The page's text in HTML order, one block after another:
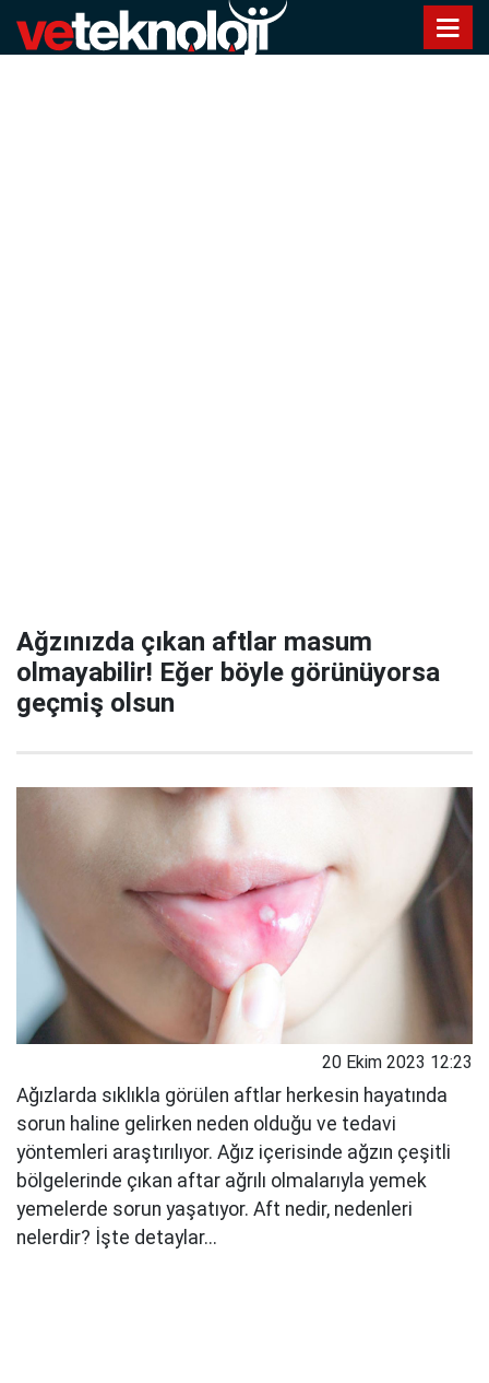
Ağzınızda çıkan aftlar masum
olmayabilir! Eğer böyle görünüyorsa
geçmiş olsun
20 Ekim 2023 12:23
Ağızlarda sıklıkla görülen aftlar herkesin hayatında
sorun haline gelirken neden olduğu ve tedavi
yöntemleri araştırılıyor. Ağız içerisinde ağzın çeşitli
bölgelerinde çıkan aftar ağrılı olmalarıyla yemek
yemelerde sorun yaşatıyor. Aft nedir, nedenleri
nelerdir? İşte detaylar...